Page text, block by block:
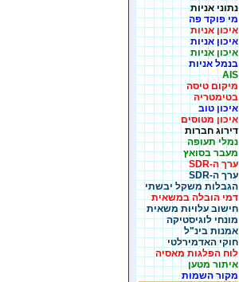
נתוני אניות
מי פוקד פה
איכון אניות
איכון אניות
איכון אניות
בנמל אניות
AIS
מיקום טיסה
בטימטריה
איכון טוב
איכון מטוסים
דירוג חברות
נמלי תעופה
מעבר בסואץ
ערך ה-SDR
ערך ה-SDR
הגבלות משקל יבשתי
דמי הובלה במשאית
חישוב עלויות משאית
מונחי לוגיסטיקה
אמנות בינ"ל
חוקי האדמירלטי
לוח הפלגות מאסיה
איתור מטען
מקור השמות